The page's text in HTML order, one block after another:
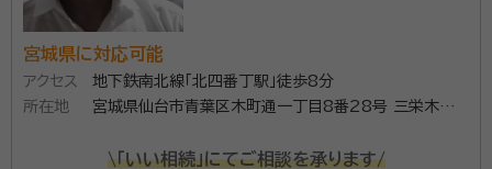
できるので助かりました。
こんにちは、「まさる行政書士事務所」の 菅野勝（かん
のまさる）と申します。 行政書士になる前は、大手ハウス
宮城県に対応可能
アクセス
地下鉄南北線「北四番丁駅」徒歩8分
所在地
宮城県仙台市青葉区木町通一丁目8番28号 三栄木町
\「いい相続」にてご相談を承ります/